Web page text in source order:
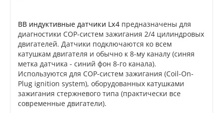
ВВ индуктивные датчики Lx4 предназначены для
диагностики СОР-систем зажигания 2/4 цилиндровых
двигателей. Датчики подключаются ко всем
катушкам двигателя и обычно к 8-му каналу (синяя
метка датчика - синий фон 8-го канала).
Используются для СОР-систем зажигания (Coil-On-
Plug ignition system), оборудованных катушками
зажигания стержневого типа (практически все
современные двигатели).